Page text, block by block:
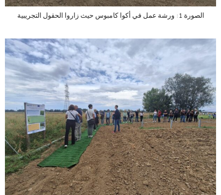
الصورة 1: ورشة عمل في أكوا كامبوس حيث زاروا الحقول التجريبية